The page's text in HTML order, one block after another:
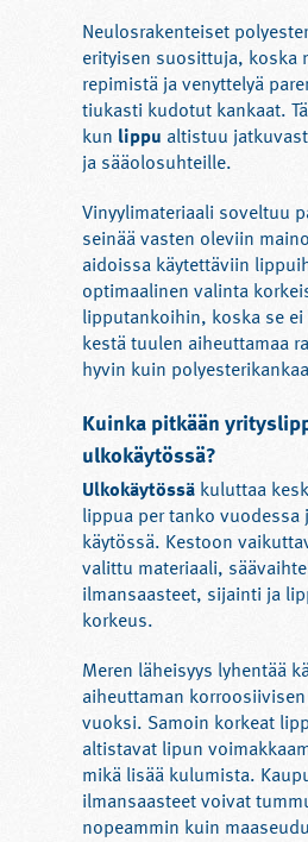
Neulosrakenteiset
erityisen suosittuja, koska
repimistä ja venyttelyä
tiukasti kudotut kankaat.
kun lippu altistuu
ja sääolosuhteille.
Vinyylimateriaali soveltuu
seinää vasten oleviin
aidoissa käytettäviin
optimaalinen valinta
lipputankoihin, koska se
kestä tuulen aiheuttamaa
hyvin kuin
Kuinka pitkään
ulkokäytössä?
Ulkokäytössä kuluttaa
lippua per tanko vuodessa
käytössä. Kestoon
valittu materiaali,
ilmansaasteet, sijainti ja
korkeus.
Meren läheisyys lyhentää
aiheuttaman
vuoksi. Samoin korkeat
altistavat lipun
mikä lisää kulumista.
ilmansaasteet voivat
nopeammin kuin